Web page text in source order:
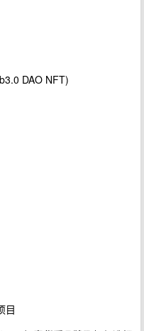
DAO NFT)
目